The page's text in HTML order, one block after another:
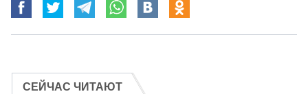
СЕЙЧАС ЧИТАЮТ